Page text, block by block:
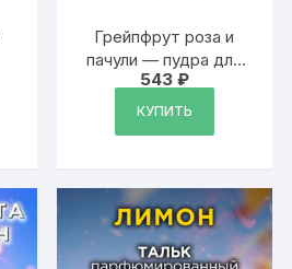
Грейпфрут роза и
пачули — пудра для
волос
543 ₽
КУПИТЬ